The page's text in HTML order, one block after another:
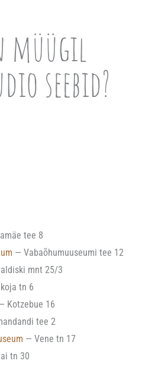
müügil
seebid?
tee 8
— Vabaõhumuuseumi tee 12
mnt 25/3
tn 6
Kotzebue 16
tee 2
— Vene tn 17
tn 30